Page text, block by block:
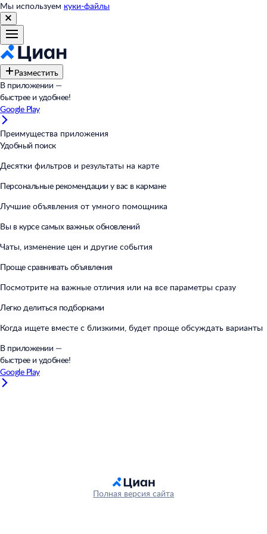
Мы используем куки-файлы
Разместить
В приложении —
быстрее и удобнее!
Google Play
Преимущества приложения
Удобный поиск
Десятки фильтров и результаты на карте
Персональные рекомендации у вас в кармане
Лучшие объявления от умного помощника
Вы в курсе самых важных обновлений
Чаты, изменение цен и другие события
Проще сравнивать объявления
Посмотрите на важные отличия или на все параметры сразу
Легко делиться подборками
Когда ищете вместе с близкими, будет проще обсуждать варианты
В приложении —
быстрее и удобнее!
Google Play
Полная версия сайта